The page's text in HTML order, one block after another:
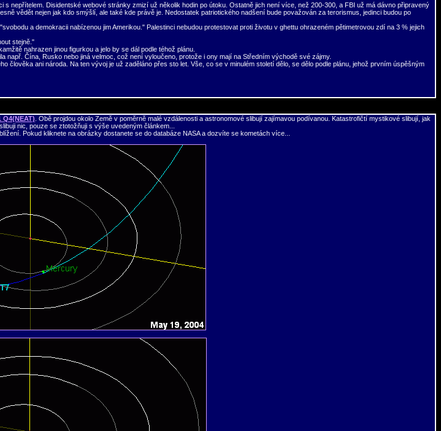
nepřítelem. Disidentské webové stránky zmizí už několik hodin po útoku. Ostatně jich není více, než 200-300, a FBI už má dávno připravený
vědět nejen jak kdo smýšlí, ale také kde právě je. Nedostatek patriotického nadšení bude považován za terorismus, jedinci budou po
a demokracii nabízenou jim Amerikou." Palestinci nebudou protestovat proti životu v ghettu ohrazeném pětimetrovou zdí na 3 % jejich
stejně."
nahrazen jinou figurkou a jelo by se dál podle téhož plánu.
Čína, Rusko nebo jiná velmoc, což není vyloučeno, protože i ony mají na Středním východě své zájmy.
ani národa. Na ten vývoj je už zaděláno přes sto let. Vše, co se v minulém století dělo, se dělo podle plánu, jehož prvním úspěšným
Q4(NEAT) . Obě projdou okolo Země v poměrně malé vzdálenosti a astronomové slibují zajímavou podívanou. Katastrofičtí mystikové slibují, jak
nic, pouze se ztotožňuji s výše uvedeným článkem...
Pokud kliknete na obrázky dostanete se do databáze NASA a dozvíte se kometách více...